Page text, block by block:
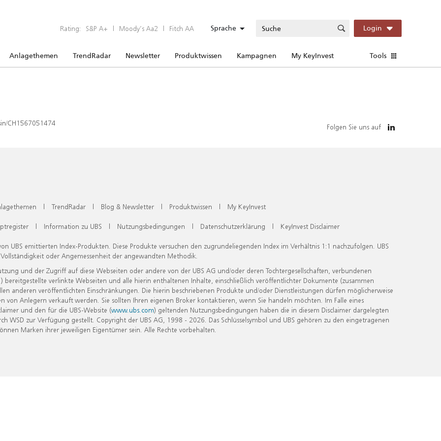
Rating: S&P A+ | Moody’s Aa2 | Fitch AA Sprache Login
Anlagethemen TrendRadar Newsletter Produktwissen Kampagnen My KeyInvest Tools
CH1567051474 Folgen Sie uns auf
| TrendRadar | Blog & Newsletter | Produktwissen | My KeyInvest
| Information zu UBS | Nutzungsbedingungen | Datenschutzerklärung | KeyInvest Disclaimer
UBS emittierten Index-Produkten. Diese Produkte versuchen den zugrundeliegenden Index im Verhältnis 1:1 nachzufolgen. UBS
oder Angemessenheit der angewandten Methodik.
und der Zugriff auf diese Webseiten oder andere von der UBS AG und/oder deren Tochtergesellschaften, verbundenen
verlinkte Webseiten und alle hierin enthaltenen Inhalte, einschließlich veröffentlichter Dokumente (zusammen
anderen veröffentlichten Einschränkungen. Die hierin beschriebenen Produkte und/oder Dienstleistungen dürfen möglicherweise
Anlegern verkauft werden. Sie sollten Ihren eigenen Broker kontaktieren, wenn Sie handeln möchten. Im Falle eines
und den für die UBS-Website (www.ubs.com) geltenden Nutzungsbedingungen haben die in diesem Disclaimer dargelegten
zur Verfügung gestellt. Copyright der UBS AG, 1998 - 2026. Das Schlüsselsymbol und UBS gehören zu den eingetragenen
Marken ihrer jeweiligen Eigentümer sein. Alle Rechte vorbehalten.